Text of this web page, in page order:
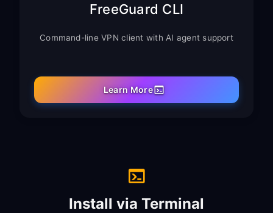
FreeGuard CLI
Command-line VPN client with AI agent support
Learn More
Install via Terminal